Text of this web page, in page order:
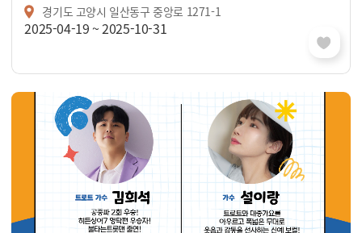
경기도 고양시 일산동구 중앙로 1271-1
2025-04-19 ~ 2025-10-31